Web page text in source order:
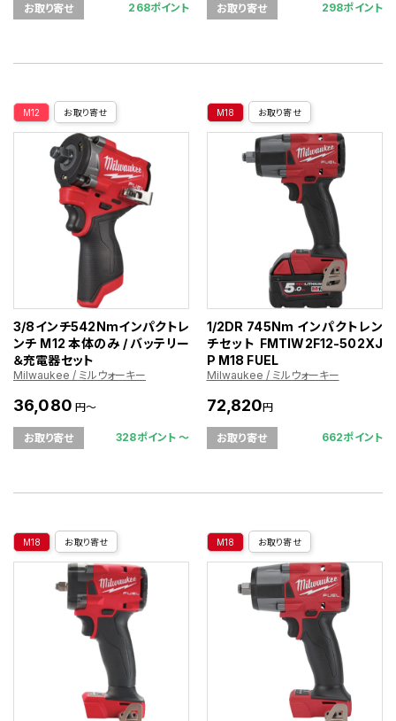
お取り寄せ 268ポイント お取り寄せ 298ポイント
M12 お取り寄せ
3/8インチ542Nmインパクトレ
ンチ M12 本体のみ / バッテリー
＆充電器セット
Milwaukee / ミルウォーキー
36,080 円～
お取り寄せ 328ポイント 〜
M18 お取り寄せ
1/2DR 745Nm インパクトレン
チセット FMTIW2F12-502XJ
P M18 FUEL
Milwaukee / ミルウォーキー
72,820円
お取り寄せ 662ポイント
M18 お取り寄せ M18 お取り寄せ